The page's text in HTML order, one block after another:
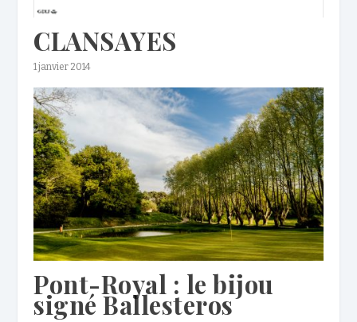
CLANSAYES
1 janvier 2014
Pont-Royal : le bijou
signé Ballesteros